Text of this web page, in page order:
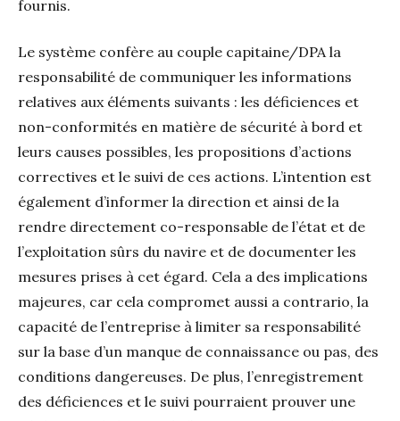
fournis.
Le système confère au couple capitaine/DPA la
responsabilité de communiquer les informations
relatives aux éléments suivants : les déficiences et
non-conformités en matière de sécurité à bord et
leurs causes possibles, les propositions d’actions
correctives et le suivi de ces actions. L’intention est
également d’informer la direction et ainsi de la
rendre directement co-responsable de l’état et de
l’exploitation sûrs du navire et de documenter les
mesures prises à cet égard. Cela a des implications
majeures, car cela compromet aussi a contrario, la
capacité de l’entreprise à limiter sa responsabilité
sur la base d’un manque de connaissance ou pas, des
conditions dangereuses. De plus, l’enregistrement
des déficiences et le suivi pourraient prouver une